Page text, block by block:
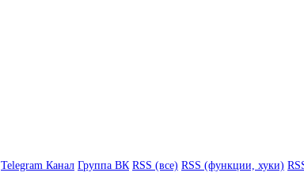
Telegram Канал Группа ВК RSS (все) RSS (функции, хуки)